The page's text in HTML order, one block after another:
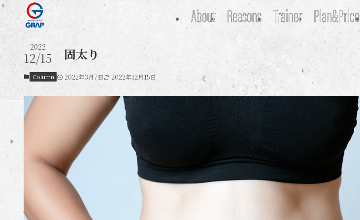
About Reasons Trainer Plan&Price
固太り
2022
12/15
Column 2022年3月7日 2022年12月15日